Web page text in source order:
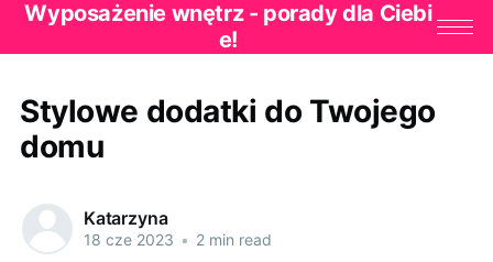
Wyposażenie wnętrz - porady dla Ciebi
e!
Stylowe dodatki do Twojego
domu
Katarzyna
18 cze 2023 • 2 min read